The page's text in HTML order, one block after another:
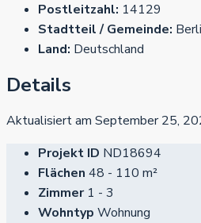
Postleitzahl: 14129
Stadtteil / Gemeinde:
Land: Deutschland
Details
Aktualisiert am September 25,
Projekt ID ND18694
Flächen 48 - 110 m²
Zimmer 1 - 3
Wohntyp Wohnung